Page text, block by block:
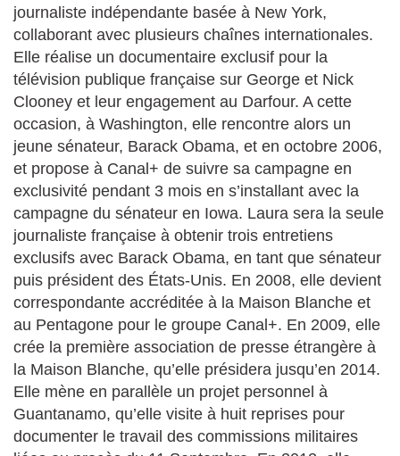
journaliste indépendante basée à New York,
collaborant avec plusieurs chaînes internationales.
Elle réalise un documentaire exclusif pour la
télévision publique française sur George et Nick
Clooney et leur engagement au Darfour. A cette
occasion, à Washington, elle rencontre alors un
jeune sénateur, Barack Obama, et en octobre 2006,
et propose à Canal+ de suivre sa campagne en
exclusivité pendant 3 mois en s’installant avec la
campagne du sénateur en Iowa. Laura sera la seule
journaliste française à obtenir trois entretiens
exclusifs avec Barack Obama, en tant que sénateur
puis président des États-Unis. En 2008, elle devient
correspondante accréditée à la Maison Blanche et
au Pentagone pour le groupe Canal+. En 2009, elle
crée la première association de presse étrangère à
la Maison Blanche, qu’elle présidera jusqu’en 2014.
Elle mène en parallèle un projet personnel à
Guantanamo, qu’elle visite à huit reprises pour
documenter le travail des commissions militaires